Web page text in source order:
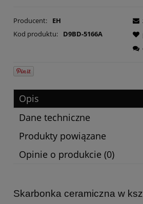
Producent:
EH
Kod produktu:
D9BD-5166A
Opis
Dane techniczne
Produkty powiązane
Opinie o produkcie (0)
Skarbonka ceramiczna w